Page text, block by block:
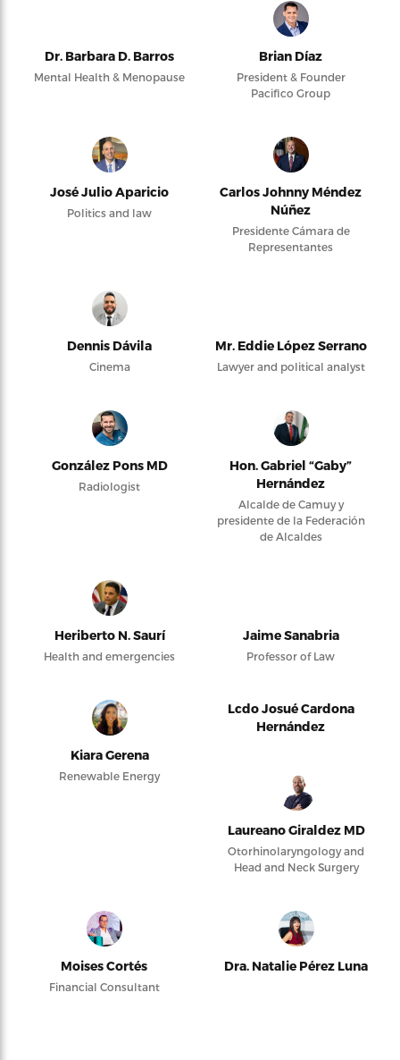
Dr. Barbara D. Barros
Mental Health & Menopause
Brian Díaz
President & Founder
Pacifico Group
José Julio Aparicio
Politics and law
Carlos Johnny Méndez
Núñez
Presidente Cámara de
Representantes
Dennis Dávila
Cinema
Mr. Eddie López Serrano
Lawyer and political analyst
González Pons MD
Radiologist
Hon. Gabriel “Gaby”
Hernández
Alcalde de Camuy y
presidente de la Federación
de Alcaldes
Heriberto N. Saurí
Health and emergencies
Jaime Sanabria
Professor of Law
Kiara Gerena
Renewable Energy
Lcdo Josué Cardona
Hernández
Laureano Giraldez MD
Otorhinolaryngology and
Head and Neck Surgery
Moises Cortés
Financial Consultant
Dra. Natalie Pérez Luna